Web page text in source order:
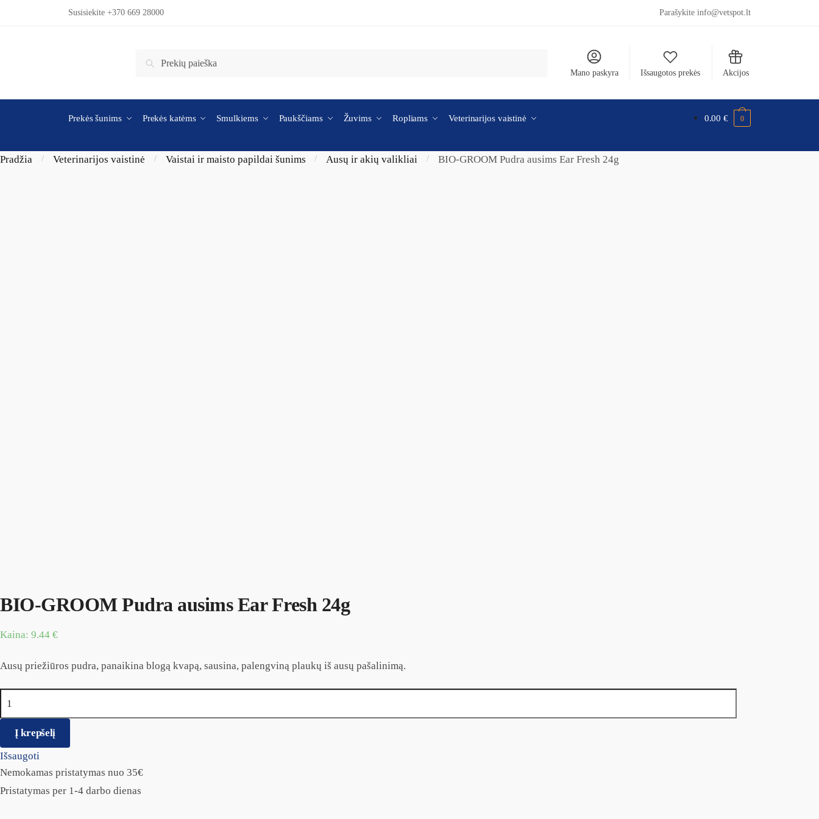
Skip to navigationSusisiekite +370 669 28000 Parašykite info@vetspot.lt
Ieškoti:
Ieškoti
Mano paskyra Išsaugotos prekės Akcijos
Prekės šunims Prekės katėms Smulkiems Paukščiams Žuvims Ropliams Veterinarijos vaistinė 0.00€ 0
Pradžia / Veterinarijos vaistinė / Vaistai ir maisto papildai šunims / Ausų ir akių valikliai / BIO-GROOM Pudra ausims Ear Fresh 24g
BIO-GROOM Pudra ausims Ear Fresh 24g
Kaina: 9.44 €
Ausų priežiūros pudra, panaikina blogą kvapą, sausina, palengviną plaukų iš ausų pašalinimą.
Į krepšelį
Išsaugoti
Nemokamas pristatymas nuo 35€
Pristatymas per 1-4 darbo dienas